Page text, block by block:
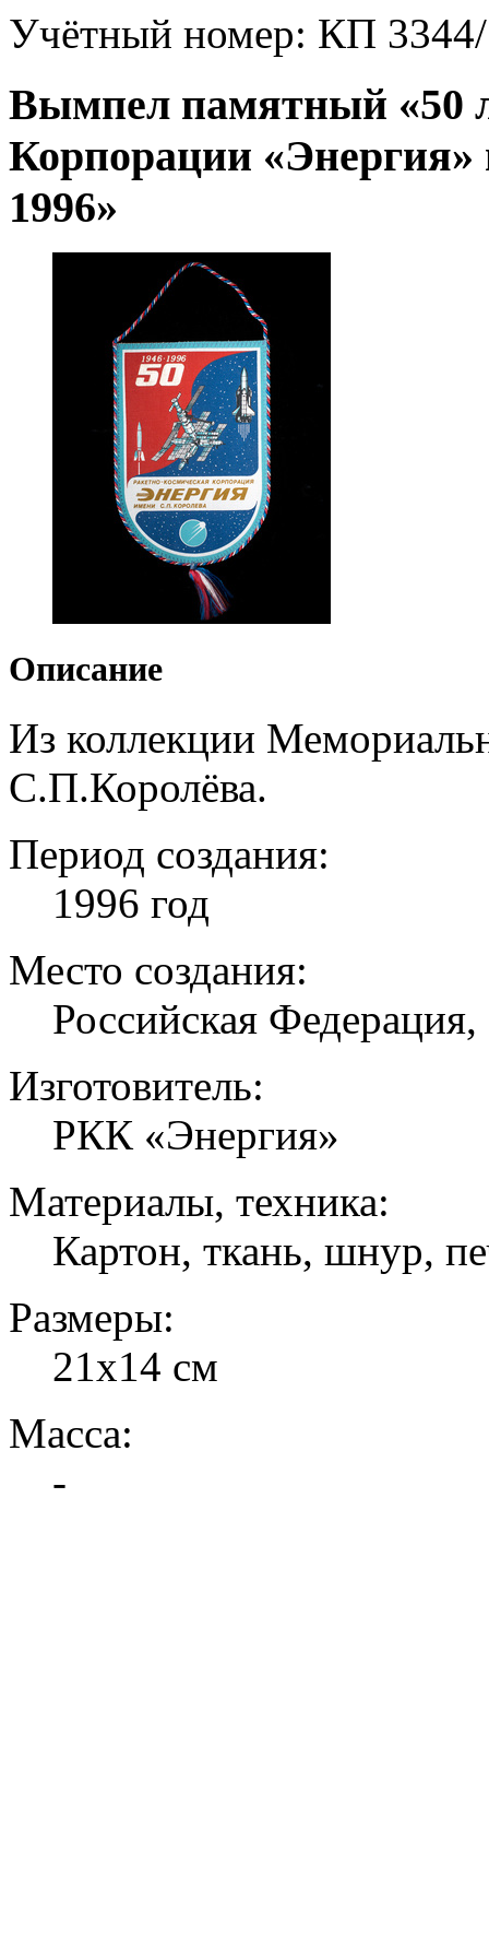
Учётный номер: КП
Вымпел памятный «50
Корпорации
1996»
Описание
Из коллекции
С.П.Королёва.
Период создания:
1996 год
Место создания:
Российская
Изготовитель:
РКК «Энергия»
Материалы, техника:
Картон, ткань, шнур,
Размеры:
21х14 см
Масса:
-